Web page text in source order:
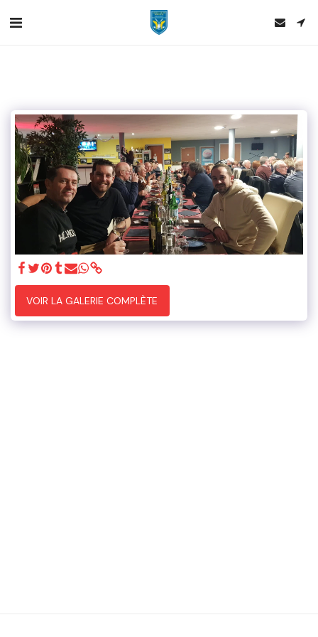
VOIR LA GALERIE COMPLÈTE